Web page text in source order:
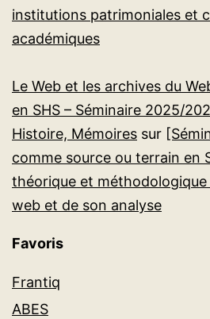
institutions patrimoniales et
académiques
Le Web et les archives du
en SHS – Séminaire 2025/
Histoire, Mémoires sur
comme source ou terrain en
théorique et méthodologique
web et de son analyse
Favoris
Frantiq
ABES